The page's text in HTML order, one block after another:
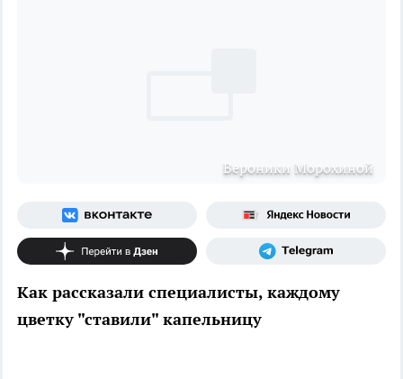
Вероники Морохиной
Как рассказали специалисты, каждому
цветку "ставили" капельницу